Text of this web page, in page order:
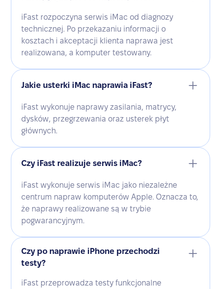
iFast rozpoczyna serwis iMac od diagnozy
technicznej. Po przekazaniu informacji o
kosztach i akceptacji klienta naprawa jest
realizowana, a komputer testowany.
Jakie usterki iMac naprawia iFast?
iFast wykonuje naprawy zasilania, matrycy,
dysków, przegrzewania oraz usterek płyt
głównych.
Czy iFast realizuje serwis iMac?
iFast wykonuje serwis iMac jako niezależne
centrum napraw komputerów Apple. Oznacza to,
że naprawy realizowane są w trybie
pogwarancyjnym.
Czy po naprawie iPhone przechodzi
testy?
iFast przeprowadza testy funkcjonalne